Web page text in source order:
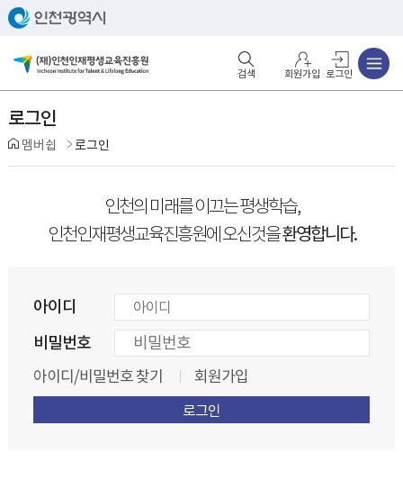
회원가입 로그인
로그인
멤버쉽 로그인
인천의 미래를 이끄는 평생학습,
인천인재평생교육진흥원에 오신것을환영합니다.
아이디
비밀번호
아이디/비밀번호 찾기 회원가입